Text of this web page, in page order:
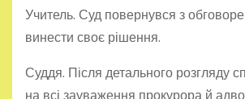
Учитель. Суд повернувся з
винести своє рішення.
Суддя. Після детального розгляду